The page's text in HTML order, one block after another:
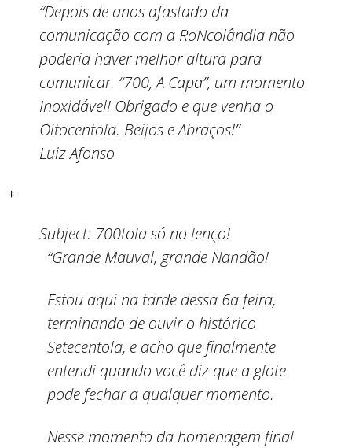
“Depois de anos afastado da
comunicação com a RoNcolândia não
poderia haver melhor altura para
comunicar. “700, A Capa”, um momento
Inoxidável! Obrigado e que venha o
Oitocentola. Beijos e Abraços!”
Luiz Afonso
+
Subject: 700tola só no lenço!
“Grande Mauval, grande Nandão!
Estou aqui na tarde dessa 6a feira,
terminando de ouvir o histórico
Setecentola, e acho que finalmente
entendi quando você diz que a glote
pode fechar a qualquer momento.
Nesse momento da homenagem final